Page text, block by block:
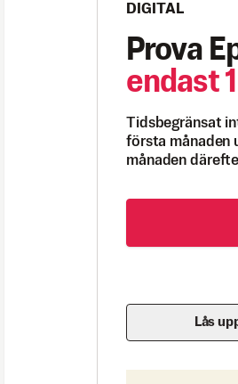
DIGITAL
Prova
endast
Tidsbegränsat
första månaden
månaden
Lås